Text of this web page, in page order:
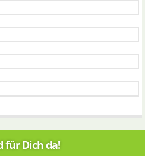
für Dich da!